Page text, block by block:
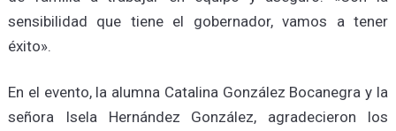
sensibilidad que tiene el gobernador, vamos a tener
éxito».
En el evento, la alumna Catalina González Bocanegra y la
señora Isela Hernández González, agradecieron los